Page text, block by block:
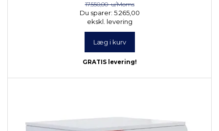
17.550,00u/Moms
Du sparer: 5.265,00
ekskl. levering
Læg i kurv
GRATIS levering!